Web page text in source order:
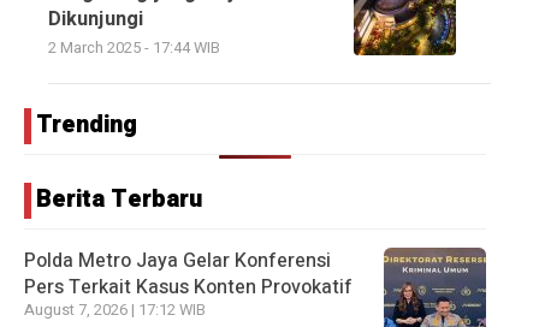
Dikunjungi
2 March 2025 - 17:44 WIB
Trending
Berita Terbaru
Polda Metro Jaya Gelar Konferensi
Pers Terkait Kasus Konten Provokatif
August 7, 2026 | 17:12 WIB